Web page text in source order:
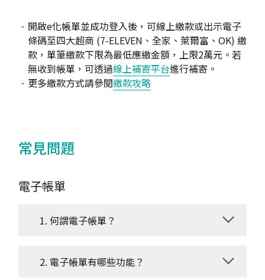
開啟e化帳單並成功登入後，可線上繳款或出示電子
條碼至四大超商 (7-ELEVEN、全家、萊爾富、OK) 繳
款，單筆繳款下限為最低應繳金額，上限2萬元。若
無收到帳單，可透過線上補寄平台進行補寄。
更多繳款方式請參閱繳款攻略
常見問題
電子帳單
1. 何謂電子帳單？
2. 電子帳單有哪些功能？